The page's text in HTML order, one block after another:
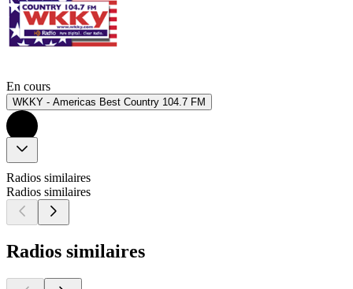
En cours
WKKY - Americas Best Country 104.7 FM
Radios similaires
Radios similaires
Radios similaires